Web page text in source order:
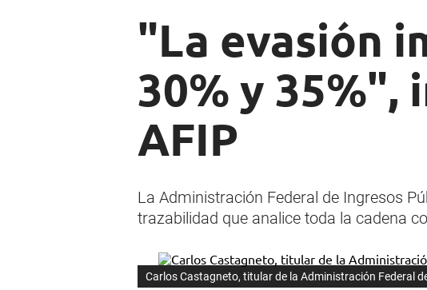
"La evasión
30% y
AFIP
La Administración Federal de Ingresos
trazabilidad que analice toda la cadena
Carlos Castagneto, titular de la Administración Federal